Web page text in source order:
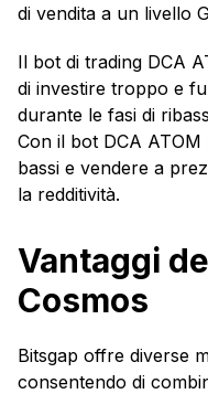
di vendita a un livello
Il bot di trading DCA
di investire troppo e
durante le fasi di
Con il bot DCA
bassi e vendere a
la redditività.
Vantaggi
Cosmos
Bitsgap offre diverse
consentendo di